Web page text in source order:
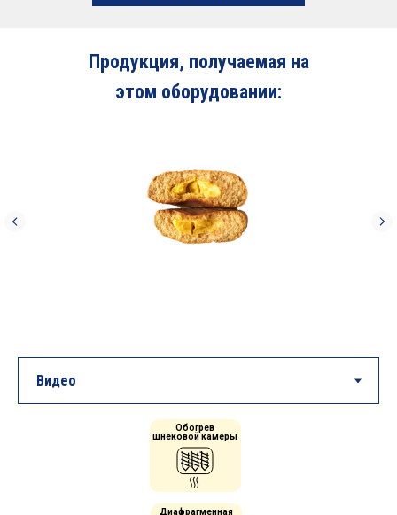
Продукция, получаемая на
этом оборудовании:
Диафрагменная
Обогрев
шнековой камеры